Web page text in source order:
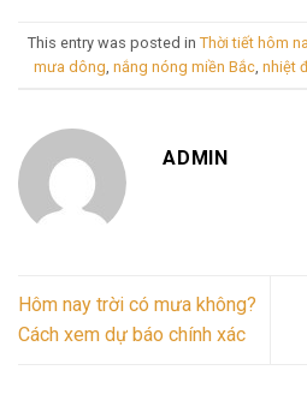
This entry was posted in Thời tiết hôm
mưa dông nắng nóng miền Bắc, nhiệt
ADMIN
Hôm nay trời có mưa không?
Cách xem dự báo chính xác